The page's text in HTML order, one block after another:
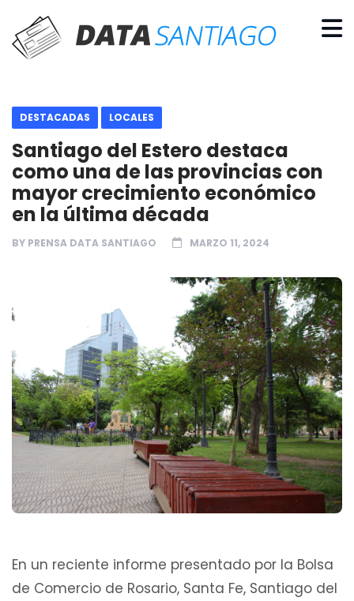
DESTACADAS LOCALES
Santiago del Estero destaca
como una de las provincias con
mayor crecimiento económico
en la última década
BY PRENSA DATA SANTIAGO MARZO 11, 2024
En un reciente informe presentado por la Bolsa
de Comercio de Rosario, Santa Fe, Santiago del